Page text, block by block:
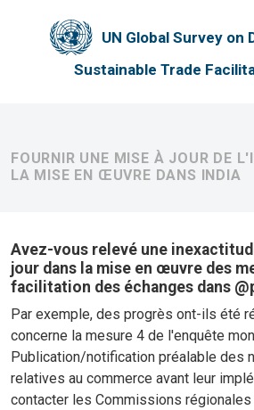
UN Global Survey on
Sustainable Trade
FOURNIR UNE MISE À JOUR DE
LA MISE EN ŒUVRE DANS INDIA
Avez-vous relevé une
jour dans la mise en œuvre des
facilitation des échanges dans
Par exemple, des progrès ont-ils été
concerne la mesure 4 de l'enquête
Publication/notification préalable des
relatives au commerce avant leur
contacter les Commissions